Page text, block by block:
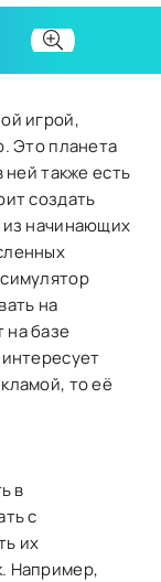
игрой,
Это планета
также есть
создать
из начинающих
на
на базе
то её
в
с
их
Например,